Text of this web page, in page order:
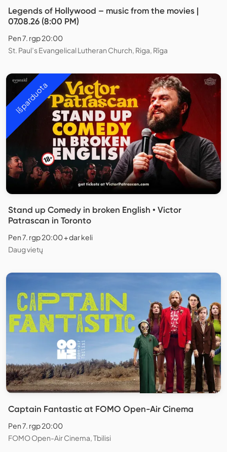
Legends of Hollywood – music from the movies |
07.08.26 (8:00 PM)
Pen 7. rgp 20:00
St. Paul’s Evangelical Lutheran Church, Riga, Rīga
Išparduota
Stand up Comedy in broken English • Victor
Patrascan in Toronto
Pen 7. rgp 20:00 + dar keli
Daug vietų
Captain Fantastic at FOMO Open-Air Cinema
Pen 7. rgp 20:00
FOMO Open-Air Cinema, Tbilisi